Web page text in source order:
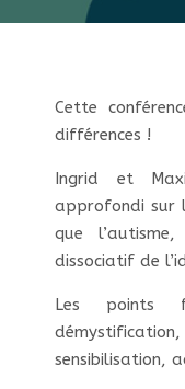
Cette
différences !
Ingrid et
approfondi sur
que
dissociatif de
Les points
sensibilisation,